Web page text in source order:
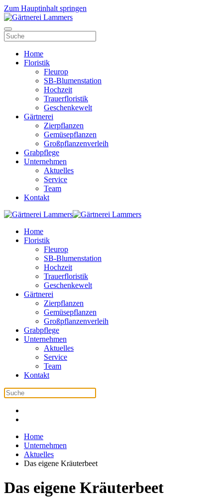
Zum Hauptinhalt springen
Home
Floristik
Fleurop
SB-Blumenstation
Hochzeit
Trauerfloristik
Geschenkewelt
Gärtnerei
Zierpflanzen
Gemüsepflanzen
Großpflanzenverleih
Grabpflege
Unternehmen
Aktuelles
Service
Team
Kontakt
Home
Floristik
Fleurop
SB-Blumenstation
Hochzeit
Trauerfloristik
Geschenkewelt
Gärtnerei
Zierpflanzen
Gemüsepflanzen
Großpflanzenverleih
Grabpflege
Unternehmen
Aktuelles
Service
Team
Kontakt
Home
Unternehmen
Aktuelles
Das eigene Kräuterbeet
Das eigene Kräuterbeet